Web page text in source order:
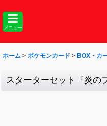
メニュー
ホーム > ポケモンカード > BOX・カ
スターターセット『炎の